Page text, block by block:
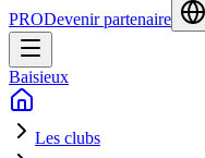
PRODevenir partenaire
Baisieux
Les clubs